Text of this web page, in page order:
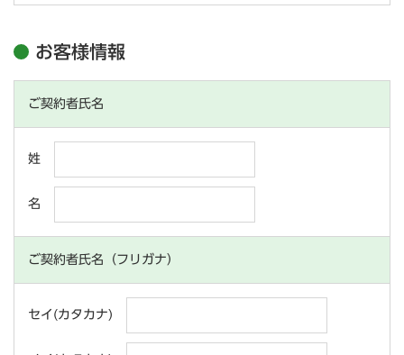
お客様情報
ご契約者氏名
姓
名
ご契約者氏名（フリガナ）
セイ(カタカナ)